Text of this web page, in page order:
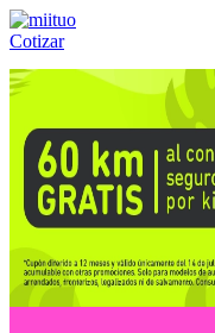
Cotizar
Llámanos al:(55) 84-21-